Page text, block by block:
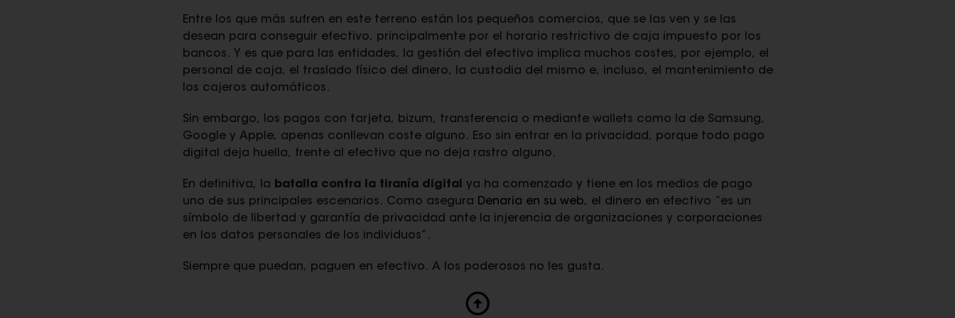
Entre los que más sufren en este terreno están los pequeños comercios, que se las ven y se las
desean para conseguir efectivo, principalmente por el horario restrictivo de caja impuesto por los
bancos. Y es que para las entidades, la gestión del efectivo implica muchos costes, por ejemplo, el
personal de caja, el traslado físico del dinero, la custodia del mismo e, incluso, el mantenimiento de
los cajeros automáticos.
Sin embargo, los pagos con tarjeta, bizum, transferencia o mediante wallets como la de Samsung,
Google y Apple, apenas conllevan coste alguno. Eso sin entrar en la privacidad, porque todo pago
digital deja huella, frente al efectivo que no deja rastro alguno.
En definitiva, la batalla contra la tiranía digital ya ha comenzado y tiene en los medios de pago
uno de sus principales escenarios. Como asegura Denaria en su web, el dinero en efectivo “es un
símbolo de libertad y garantía de privacidad ante la injerencia de organizaciones y corporaciones
en los datos personales de los individuos”.
Siempre que puedan, paguen en efectivo. A los poderosos no les gusta.